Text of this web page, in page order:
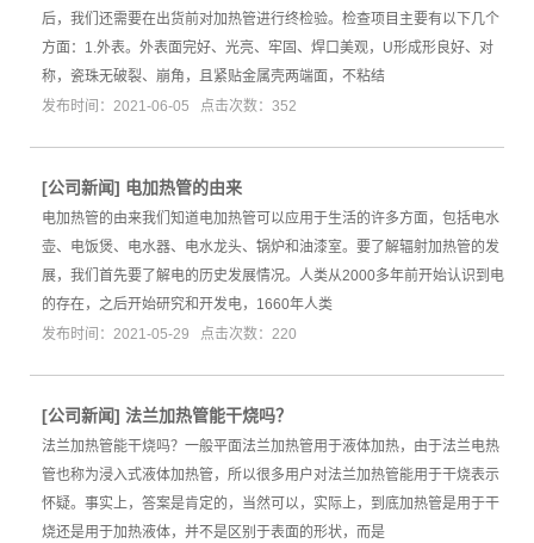
后，我们还需要在出货前对加热管进行终检验。检查项目主要有以下几个
方面：1.外表。外表面完好、光亮、牢固、焊口美观，U形成形良好、对
称，瓷珠无破裂、崩角，且紧贴金属壳两端面，不粘结
发布时间：2021-06-05 点击次数：352
[公司新闻] 电加热管的由来
电加热管的由来我们知道电加热管可以应用于生活的许多方面，包括电水
壶、电饭煲、电水器、电水龙头、锅炉和油漆室。要了解辐射加热管的发
展，我们首先要了解电的历史发展情况。人类从2000多年前开始认识到电
的存在，之后开始研究和开发电，1660年人类
发布时间：2021-05-29 点击次数：220
[公司新闻] 法兰加热管能干烧吗？
法兰加热管能干烧吗？一般平面法兰加热管用于液体加热，由于法兰电热
管也称为浸入式液体加热管，所以很多用户对法兰加热管能用于干烧表示
怀疑。事实上，答案是肯定的，当然可以，实际上，到底加热管是用于干
烧还是用于加热液体，并不是区别于表面的形状，而是